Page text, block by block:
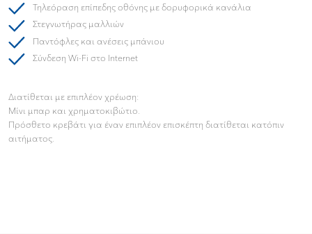
Τηλεόραση επίπεδης οθόνης με δορυφορικά κανάλια
Στεγνωτήρας μαλλιών
Παντόφλες και ανέσεις μπάνιου
Σύνδεση Wi-Fi στο Internet
Διατίθεται με επιπλέον χρέωση:
Μίνι μπαρ και χρηματοκιβώτιο.
Πρόσθετο κρεβάτι για έναν επιπλέον επισκέπτη διατίθεται κατόπιν
αιτήματος.